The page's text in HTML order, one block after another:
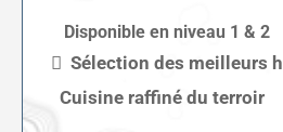
Disponible en niveau 1 & 2
Sélection des meilleurs
Cuisine raffiné du terroir